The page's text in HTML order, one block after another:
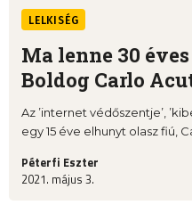
LELKISÉG
Ma lenne 30
Boldog Carlo
Az ’internet védőszentje’,
egy 15 éve elhunyt olasz fiú,
Péterfi Eszter
2021. május 3.